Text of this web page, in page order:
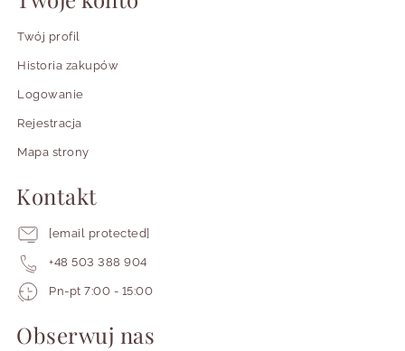
Twój profil
Historia zakupów
Logowanie
Rejestracja
Mapa strony
Kontakt
[email protected]
+48 503 388 904
Pracujemy
poniedziałku
do
Pn-pt 7:00 - 15:00
Obserwuj nas